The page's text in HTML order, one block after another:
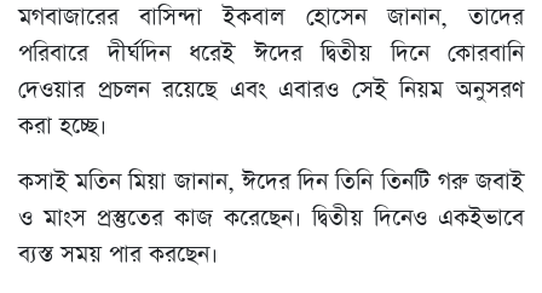
মগবাজারের বাসিন্দা ইকবাল হোসেন জানান, তাদের
পরিবারে দীর্ঘদিন ধরেই ঈদের দ্বিতীয় দিনে কোরবানি
দেওয়ার প্রচলন রয়েছে এবং এবারও সেই নিয়ম অনুসরণ
করা হচ্ছে।
কসাই মতিন মিয়া জানান, ঈদের দিন তিনি তিনটি গরু জবাই
ও মাংস প্রস্তুতের কাজ করেছেন। দ্বিতীয় দিনেও একইভাবে
ব্যস্ত সময় পার করছেন।